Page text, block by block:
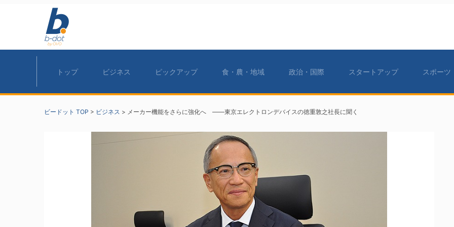
トップ ビジネス ピックアップ 食・農・地域 政治・国際 スタートアップ スポーツ
ビードット TOP > ビジネス > メーカー機能をさらに強化へ ——東京エレクトロンデバイスの徳重敦之社長に聞く